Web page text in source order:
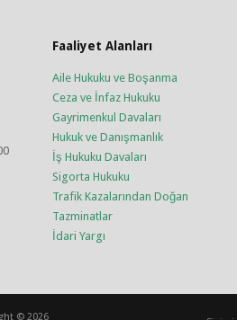
Faaliyet Alanları
Aile Hukuku ve Boşanma
Ceza ve İnfaz Hukuku
Gayrimenkul Davaları
Hukuk ve Danışmanlık
İş Hukuku Davaları
Sigorta Hukuku
Trafik Kazalarından Doğan
Tazminatlar
İdari Yargı
© 2026